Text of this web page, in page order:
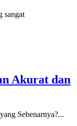
sangat
Akurat dan
Sebenarnya?...